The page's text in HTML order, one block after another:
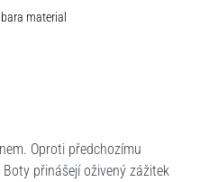
material
Oproti předchozímu
přinášejí oživený zážitek